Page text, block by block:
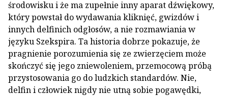
środowisku i że ma zupełnie inny aparat dźwiękowy,
który powstał do wydawania kliknięć, gwizdów i
innych delfinich odgłosów, a nie rozmawiania w
języku Szekspira. Ta historia dobrze pokazuje, że
pragnienie porozumienia się ze zwierzęciem może
skończyć się jego zniewoleniem, przemocową próbą
przystosowania go do ludzkich standardów. Nie,
delfin i człowiek nigdy nie utną sobie pogawędki,